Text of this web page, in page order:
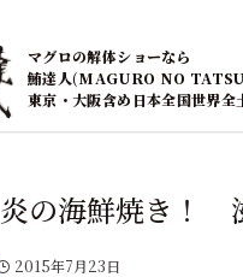
マグロの解体ショーなら
鮪達人(MAGURO NO
東京・大阪含め日本全国世界全
炎の海鮮焼き！
2015年7月23日